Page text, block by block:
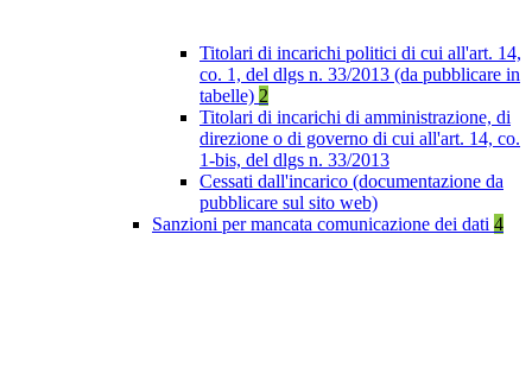
Titolari di incarichi politici di cui all'art. 14,
co. 1, del dlgs n. 33/2013 (da pubblicare in
tabelle) 2
Titolari di incarichi di amministrazione, di
direzione o di governo di cui all'art. 14, co.
1-bis, del dlgs n. 33/2013
Cessati dall'incarico (documentazione da
pubblicare sul sito web)
Sanzioni per mancata comunicazione dei dati 4